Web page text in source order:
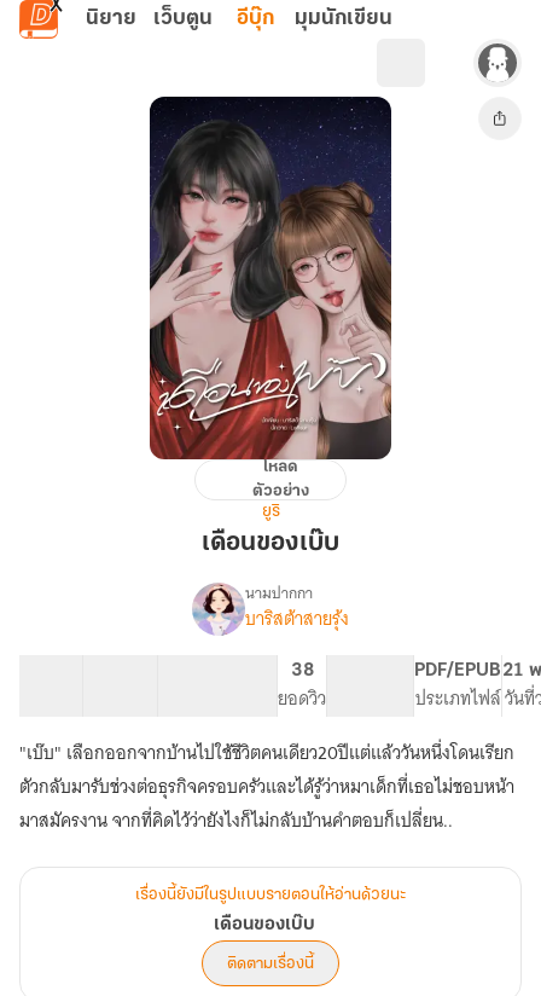
ข้ามไปยังเนื้อหาหลัก
นิยาย เว็บตูน อีบุ๊ก มุมนักเขียน
โหลด
ตัวอย่าง
ยูริ
เดือนของเบ๊บ
เรื่อง
ของ
เบ๊บ
นามปากกา
บาริสต้าสายรุ้ง
38
ยอดวิว
PDF/EPUB
ประเภทไฟล์
21
วันที่
"เบ๊บ" เลือกออกจากบ้านไปใช้ชีวิตคนเดียว20ปีแต่แล้ววันหนึ่งโดนเรียก
ตัวกลับมารับช่วงต่อธุรกิจครอบครัวและได้รู้ว่าหมาเด็กที่เธอไม่ชอบหน้า
มาสมัครงาน จากที่คิดไว้ว่ายังไงก็ไม่กลับบ้านคำตอบก็เปลี่ยน..
เรื่องนี้ยังมีในรูปแบบรายตอนให้อ่านด้วยนะ
เดือนของเบ๊บ
ติดตามเรื่องนี้